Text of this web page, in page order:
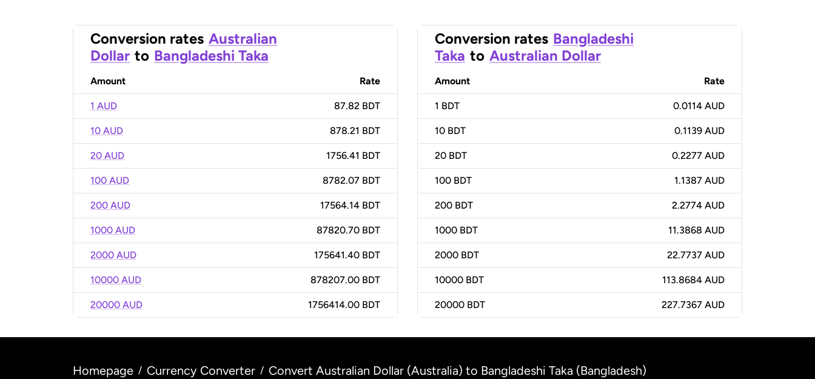
Conversion rates Australian
Dollar to Bangladeshi Taka
Amount Rate
1 AUD 87.82 BDT
10 AUD 878.21 BDT
20 AUD 1756.41 BDT
100 AUD 8782.07 BDT
200 AUD 17564.14 BDT
1000 AUD 87820.70 BDT
2000 AUD 175641.40 BDT
10000 AUD 878207.00 BDT
20000 AUD 1756414.00 BDT
Conversion rates Bangladeshi
Taka to Australian Dollar
Amount Rate
1 BDT 0.0114 AUD
10 BDT 0.1139 AUD
20 BDT 0.2277 AUD
100 BDT 1.1387 AUD
200 BDT 2.2774 AUD
1000 BDT 11.3868 AUD
2000 BDT 22.7737 AUD
10000 BDT 113.8684 AUD
20000 BDT 227.7367 AUD
Homepage / Currency Converter / Convert Australian Dollar (Australia) to Bangladeshi Taka (Bangladesh)